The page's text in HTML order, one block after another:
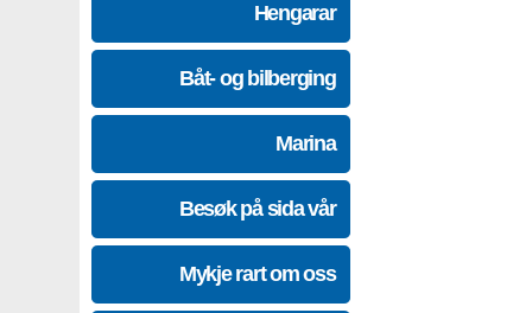
Hengarar
Båt- og bilberging
Marina
Besøk på sida vår
Mykje rart om oss